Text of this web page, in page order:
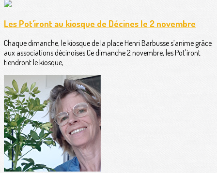
Les Pot'iront au kiosque de Décines le 2 novembre
Chaque dimanche, le kiosque de la place Henri Barbusse s’anime grâce
aux associations décinoises.Ce dimanche 2 novembre, les Pot'iront
tiendront le kiosque,...